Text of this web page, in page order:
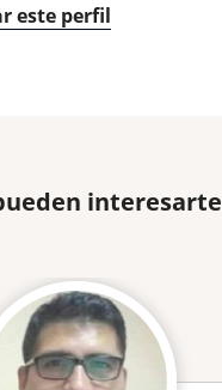
este perfil
interesarte